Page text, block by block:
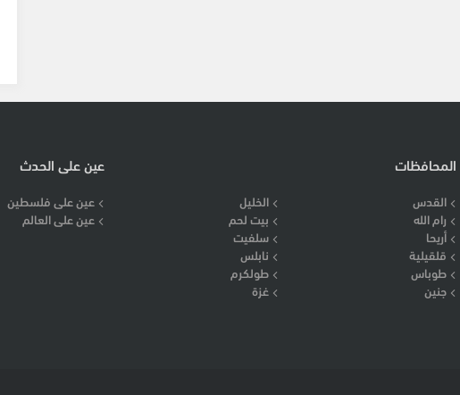
المحافظات
القدس
الخليل
رام الله
بيت لحم
أريحا
سلفيت
قلقيلية
نابلس
طوباس
طولكرم
جنين
غزة
عين على الحدث
عين على فلسطين
عين على العالم